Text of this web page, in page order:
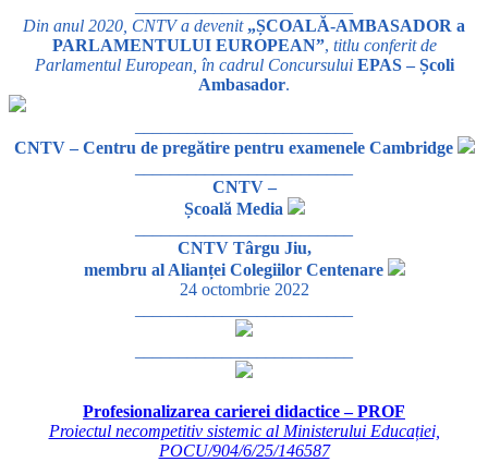
Din anul 2020, CNTV a devenit „ȘCOALĂ-AMBASADOR a
PARLAMENTULUI EUROPEAN”, titlu conferit de
Parlamentul European, în cadrul Concursului EPAS – Școli
Ambasador.
CNTV – Centru de pregătire pentru examenele Cambridge
CNTV –
Școală Media
CNTV Târgu Jiu,
membru al Alianței Colegiilor Centenare
24 octombrie 2022
Profesionalizarea carierei didactice – PROF
Proiectul necompetitiv sistemic al Ministerului Educației,
POCU/904/6/25/146587